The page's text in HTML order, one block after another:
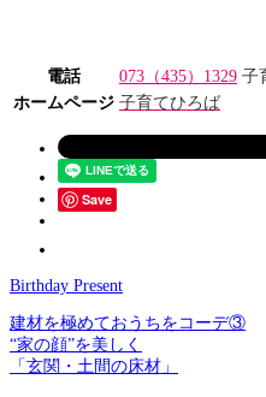
電話 073（435）1329 子
ホームページ 子育てひろば
Save
Birthday Present
建材を極めておうちをコーデ③
“家の顔”を美しく
「玄関・土間の床材」